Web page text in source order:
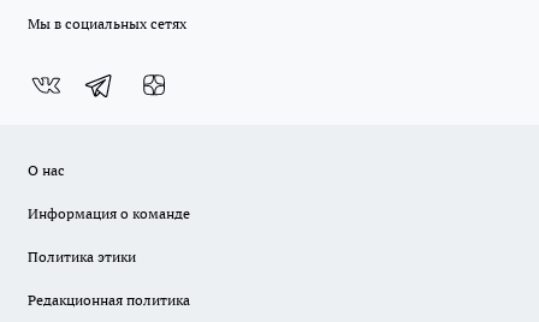
Мы в социальных сетях
О нас
Информация о команде
Политика этики
Редакционная политика